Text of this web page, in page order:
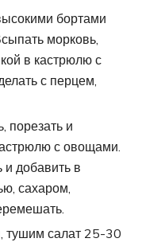
бортами
морковь,
в кастрюлю с
с перцем,
порезать и
с овощами.
добавить в
сахаром,
тушим салат 25-30